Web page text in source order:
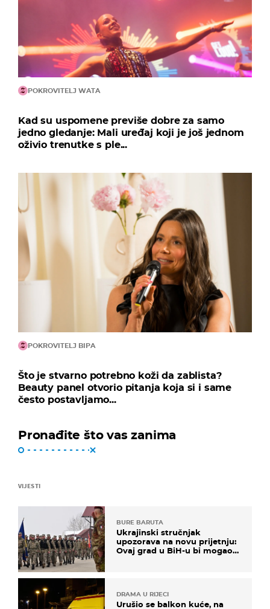
POKROVITELJ WATA
Kad su uspomene previše dobre za samo
jedno gledanje: Mali uređaj koji je još jednom
oživio trenutke s ple...
POKROVITELJ BIPA
Što je stvarno potrebno koži da zablista?
Beauty panel otvorio pitanja koja si i same
često postavljamo...
Pronađite što vas zanima
VIJESTI
BURE BARUTA
Ukrajinski stručnjak
upozorava na novu prijetnju:
Ovaj grad u BiH-u bi mogao
DRAMA U RIJECI
Urušio se balkon kuće, na